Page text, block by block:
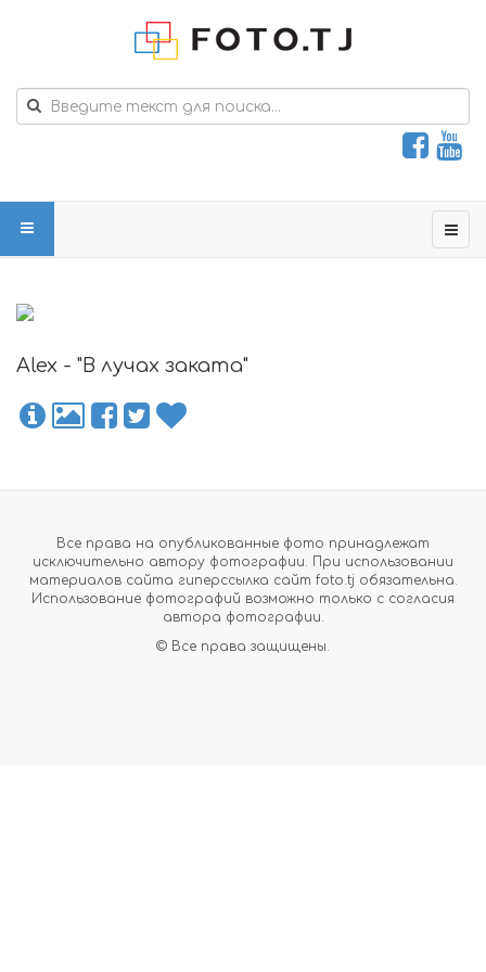
Alex - "В лучах заката"
Все права на опубликованные фото принадлежат
исключительно автору фотографии. При использовании
материалов сайта гиперссылка сайт foto.tj обязательна.
Использование фотографий возможно только с согласия
автора фотографии.
© Все права защищены.